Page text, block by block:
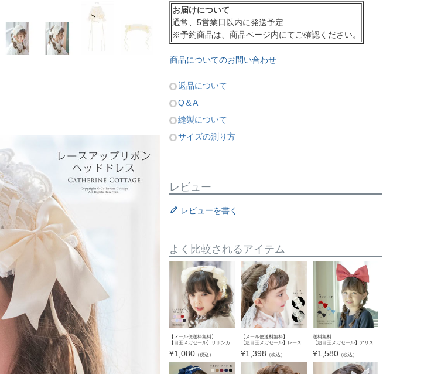
お届けについて
通常、5営業日以内に発送予定
※予約商品は、商品ページ内にてご確認ください。
商品についてのお問い合わせ
返品について
Q＆A
縫製について
サイズの測り方
レビュー
レビューを書く
よく比較されるアイテム
【メール便送料無料】
【目玉メガセール】リボンカチューシャ ヘアアクセサリー ヘッドドレス キッズ ジュニア レディース 子供用 大人用 幅広リボン オーガンジー ガーリー キャサリンコテージ YUP12《メール便
¥1,080（税込）
【メール便送料無料】
【超目玉メガセール】レースカチューシャ フォーマル キッズ 子供用 お花 リボン ヘッドドレス ヘアアクセサリー 入園式 卒園式 入学式 卒業式 白 キャサリンコテージ YUP12《メール便優先
¥1,398 （税込）
送料無料
【超目玉メガセール】アリスのリボンカチューシャ ハロウィン コスチューム 魔女 アリス TAK
¥1,580（税込）